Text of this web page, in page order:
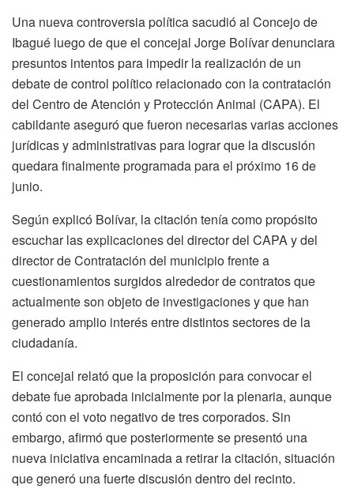
Una nueva controversia política sacudió al Concejo de
Ibagué luego de que el concejal Jorge Bolívar denunciara
presuntos intentos para impedir la realización de un
debate de control político relacionado con la contratación
del Centro de Atención y Protección Animal (CAPA). El
cabildante aseguró que fueron necesarias varias acciones
jurídicas y administrativas para lograr que la discusión
quedara finalmente programada para el próximo 16 de
junio.
Según explicó Bolívar, la citación tenía como propósito
escuchar las explicaciones del director del CAPA y del
director de Contratación del municipio frente a
cuestionamientos surgidos alrededor de contratos que
actualmente son objeto de investigaciones y que han
generado amplio interés entre distintos sectores de la
ciudadanía.
El concejal relató que la proposición para convocar el
debate fue aprobada inicialmente por la plenaria, aunque
contó con el voto negativo de tres corporados. Sin
embargo, afirmó que posteriormente se presentó una
nueva iniciativa encaminada a retirar la citación, situación
que generó una fuerte discusión dentro del recinto.